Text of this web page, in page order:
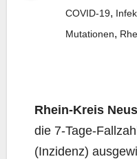
COVID-19,
Mutationen,
Rhein-Kreis
die 7‑Ta­ge-
(Inzi­denz)